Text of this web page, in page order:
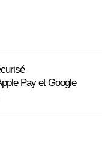
Pay et Google